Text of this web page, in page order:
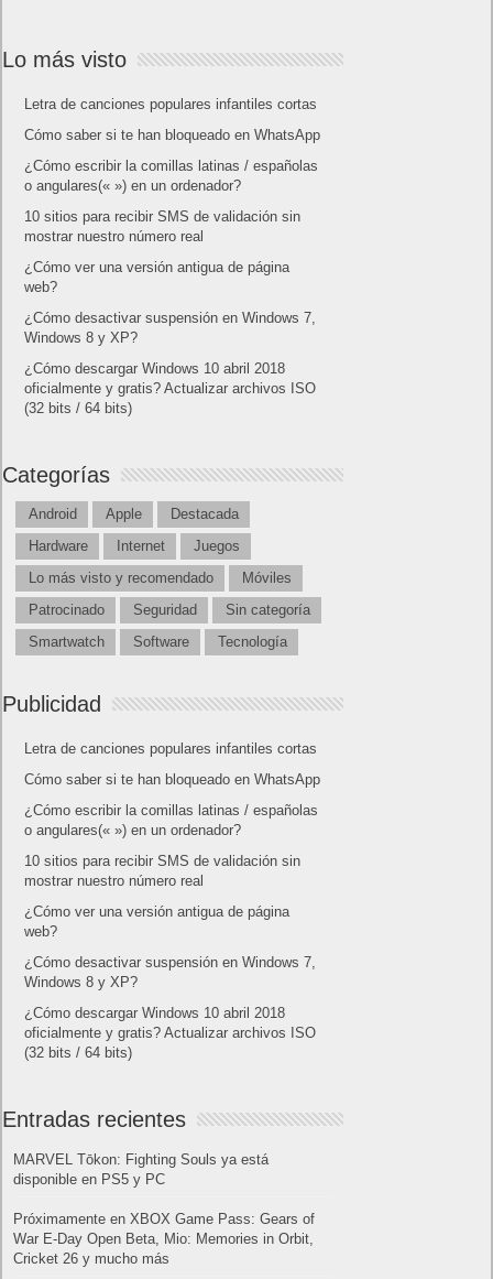
Lo más visto
Letra de canciones populares infantiles cortas
Cómo saber si te han bloqueado en WhatsApp
¿Cómo escribir la comillas latinas / españolas
o angulares(« ») en un ordenador?
10 sitios para recibir SMS de validación sin
mostrar nuestro número real
¿Cómo ver una versión antigua de página
web?
¿Cómo desactivar suspensión en Windows 7,
Windows 8 y XP?
¿Cómo descargar Windows 10 abril 2018
oficialmente y gratis? Actualizar archivos ISO
(32 bits / 64 bits)
Categorías
Android Apple
Destacada
Hardware
Internet
Juegos
Lo más visto y recomendado
Móviles
Patrocinado
Seguridad
Sin categoría
Smartwatch
Software Tecnología
Publicidad
Letra de canciones populares infantiles cortas
Cómo saber si te han bloqueado en WhatsApp
¿Cómo escribir la comillas latinas / españolas
o angulares(« ») en un ordenador?
10 sitios para recibir SMS de validación sin
mostrar nuestro número real
¿Cómo ver una versión antigua de página
web?
¿Cómo desactivar suspensión en Windows 7,
Windows 8 y XP?
¿Cómo descargar Windows 10 abril 2018
oficialmente y gratis? Actualizar archivos ISO
(32 bits / 64 bits)
Entradas recientes
MARVEL Tōkon: Fighting Souls ya está
disponible en PS5 y PC
Próximamente en XBOX Game Pass: Gears of
War E-Day Open Beta, Mio: Memories in Orbit,
Cricket 26 y mucho más